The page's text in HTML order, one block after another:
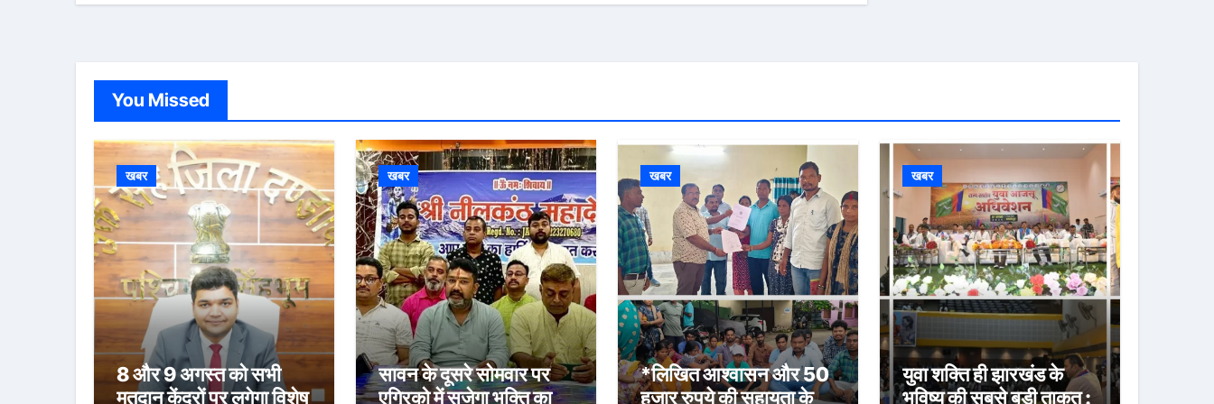
You Missed
खबर
8 और 9 अगस्त को सभी
मतदान केंद्रों पर लगेगा विशेष
खबर
सावन के दूसरे सोमवार पर
एग्रिको में सजेगा भक्ति का
खबर
*लिखित आश्वासन और 50
हजार रुपये की सहायता के
खबर
युवा शक्ति ही झारखंड के
भविष्य की सबसे बड़ी ताकत :